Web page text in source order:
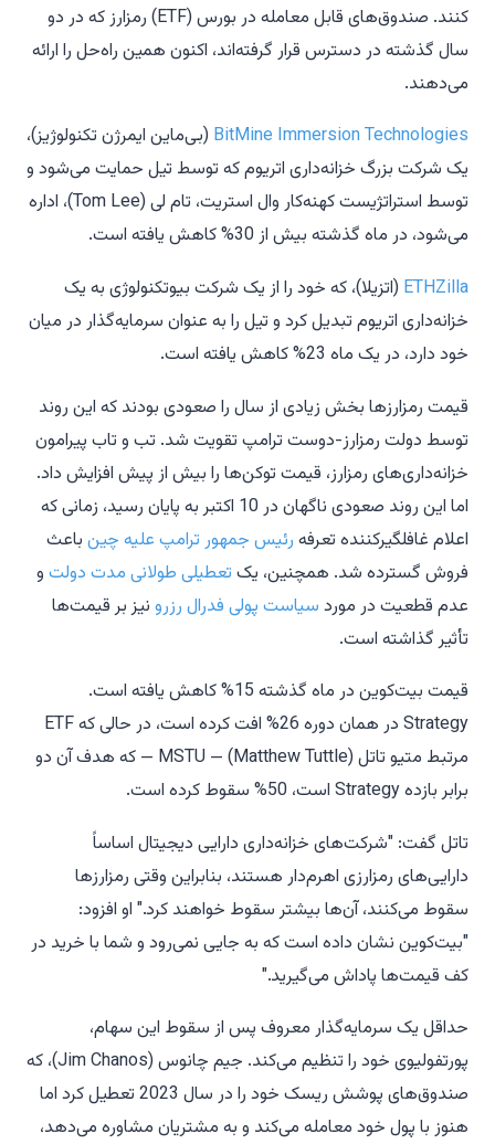
کنند. صندوق‌های قابل معامله در بورس (ETF) رمزارز که در دو
سال گذشته در دسترس قرار گرفته‌اند، اکنون همین راه‌حل را ارائه
می‌دهند.
BitMine Immersion Technologies (بی‌ماین ایمرژن تکنولوژیز)،
یک شرکت بزرگ خزانه‌داری اتریوم که توسط تیل حمایت می‌شود و
توسط استراتژیست کهنه‌کار وال استریت، تام لی (Tom Lee)، اداره
می‌شود، در ماه گذشته بیش از 30% کاهش یافته است.
ETHZilla (اتزیلا)، که خود را از یک شرکت بیوتکنولوژی به یک
خزانه‌داری اتریوم تبدیل کرد و تیل را به عنوان سرمایه‌گذار در میان
خود دارد، در یک ماه 23% کاهش یافته است.
قیمت رمزارزها بخش زیادی از سال را صعودی بودند که این روند
توسط دولت رمزارز-دوست ترامپ تقویت شد. تب و تاب پیرامون
خزانه‌داری‌های رمزارز، قیمت توکن‌ها را بیش از پیش افزایش داد.
اما این روند صعودی ناگهان در 10 اکتبر به پایان رسید، زمانی که
اعلام غافلگیرکننده تعرفه رئیس جمهور ترامپ علیه چین باعث
فروش گسترده شد. همچنین، یک تعطیلی طولانی مدت دولت و
عدم قطعیت در مورد سیاست پولی فدرال رزرو نیز بر قیمت‌ها
تأثیر گذاشته است.
قیمت بیت‌کوین در ماه گذشته 15% کاهش یافته است.
Strategy در همان دوره 26% افت کرده است، در حالی که ETF
مرتبط متیو تاتل (Matthew Tuttle) — MSTU — که هدف آن دو
برابر بازده Strategy است، 50% سقوط کرده است.
تاتل گفت: "شرکت‌های خزانه‌داری دارایی دیجیتال اساساً
دارایی‌های رمزارزی اهرم‌دار هستند، بنابراین وقتی رمزارزها
سقوط می‌کنند، آن‌ها بیشتر سقوط خواهند کرد." او افزود:
"بیت‌کوین نشان داده است که به جایی نمی‌رود و شما با خرید در
کف قیمت‌ها پاداش می‌گیرید."
حداقل یک سرمایه‌گذار معروف پس از سقوط این سهام،
پورتفولیوی خود را تنظیم می‌کند. جیم چانوس (Jim Chanos)، که
صندوق‌های پوشش ریسک خود را در سال 2023 تعطیل کرد اما
هنوز با پول خود معامله می‌کند و به مشتریان مشاوره می‌دهد،